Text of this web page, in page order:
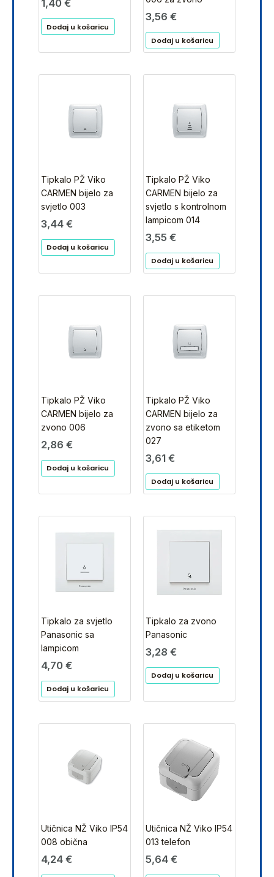
1,40 €
Dodaj u košaricu
3,56 €
Dodaj u košaricu
Tipkalo PŽ Viko
CARMEN bijelo za
svjetlo 003
3,44 €
Dodaj u košaricu
Tipkalo PŽ Viko
CARMEN bijelo za
svjetlo s kontrolnom
lampicom 014
3,55 €
Dodaj u košaricu
Tipkalo PŽ Viko
CARMEN bijelo za
zvono 006
2,86 €
Dodaj u košaricu
Tipkalo PŽ Viko
CARMEN bijelo za
zvono sa etiketom
027
3,61 €
Dodaj u košaricu
Tipkalo za svjetlo
Panasonic sa
lampicom
4,70 €
Dodaj u košaricu
Tipkalo za zvono
Panasonic
3,28 €
Dodaj u košaricu
Utičnica NŽ Viko IP54
008 obična
4,24 €
Utičnica NŽ Viko IP54
013 telefon
5,64 €